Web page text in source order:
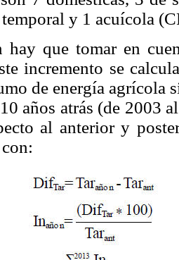
y 1 acuícola
hay que tomar en
incremento se
de energía
años atrás (de 2003
al anterior y